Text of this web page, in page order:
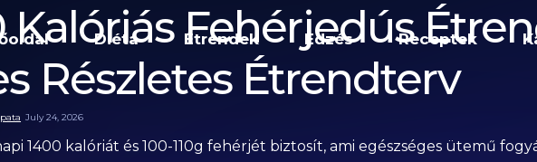
Diéta Étrendek Edzés Receptek
Kalóriás Fehérjedús
Részletes Étrendterv
July 24, 2026
1400 kalóriát és 100-110g fehérjét biztosít, ami egészséges ütemű